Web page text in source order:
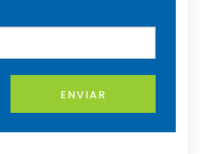
ENVIAR